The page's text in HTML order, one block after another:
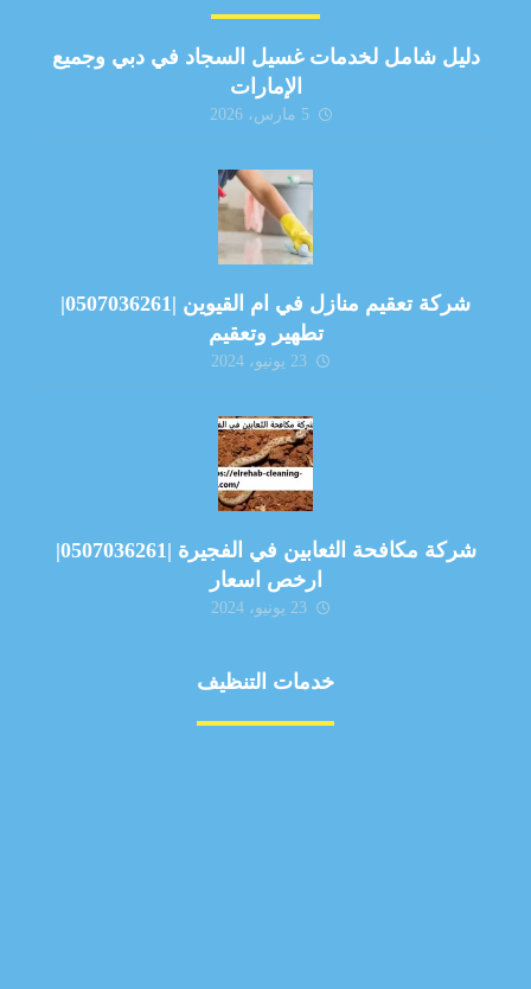
دليل شامل لخدمات غسيل السجاد في دبي وجميع
الإمارات
5 مارس، 2026
شركة تعقيم منازل في ام القيوين |0507036261|
تطهير وتعقيم
23 يونيو، 2024
شركة مكافحة الثعابين في الفجيرة |0507036261|
ارخص اسعار
23 يونيو، 2024
خدمات التنظيف